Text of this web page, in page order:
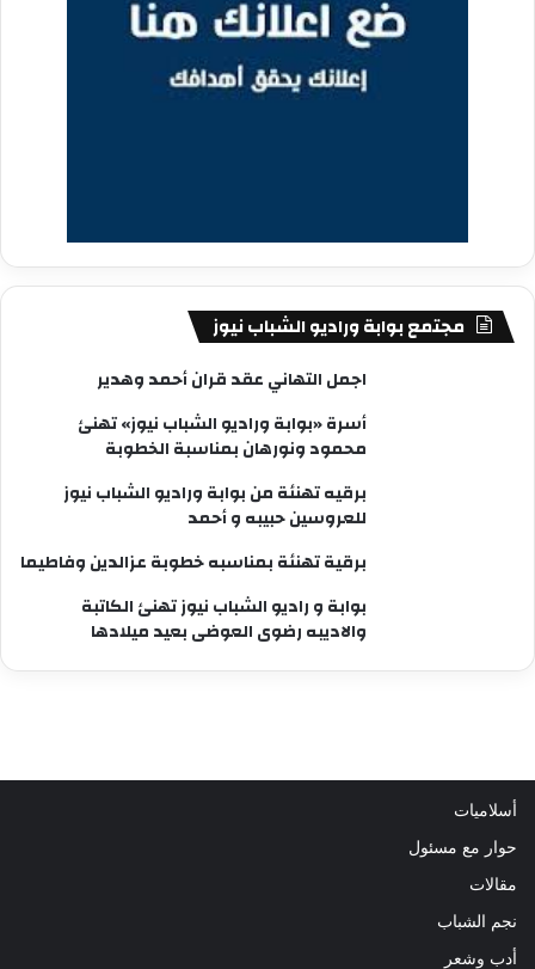
مجتمع بوابة وراديو الشباب نيوز
اجمل التهاني عقد قران أحمد وهدير
أسرة «بوابة وراديو الشباب نيوز» تهنئ
محمود ونورهان بمناسبة الخطوبة
برقيه تهنئة من بوابة وراديو الشباب نيوز
للعروسين حبيبه و أحمد
برقية تهنئة بمناسبه خطوبة عزالدين وفاطيما
بوابة و راديو الشباب نيوز تهنئ الكاتبة
والاديبه رضوى العوضى بعيد ميلادها
أسلاميات
حوار مع مسئول
مقالات
نجم الشباب
أدب وشعر